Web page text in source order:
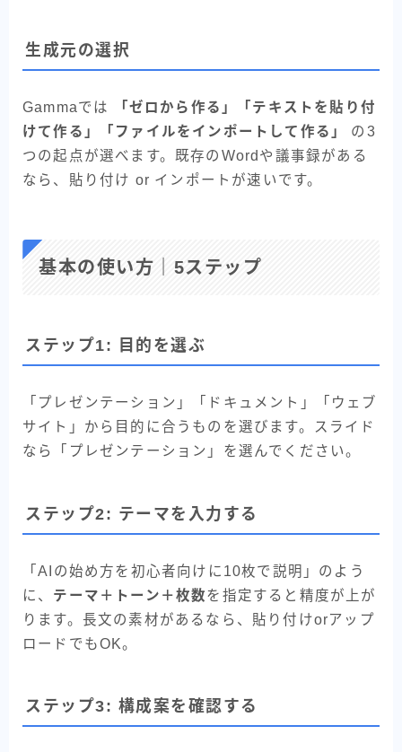
生成元の選択
Gammaでは
「ゼロから作る」「テキストを貼り付
けて作る」「ファイルをインポートして作る」
の3
つの起点が選べます。既存のWordや議事録がある
なら、貼り付け or インポートが速いです。
基本の使い方｜5ステップ
ステップ1: 目的を選ぶ
「プレゼンテーション」「ドキュメント」「ウェブ
サイト」から目的に合うものを選びます。スライド
なら「プレゼンテーション」を選んでください。
ステップ2: テーマを入力する
「AIの始め方を初心者向けに10枚で説明」のよう
に、 テーマ＋トーン＋枚数を指定すると精度が上が
ります。長文の素材があるなら、貼り付けorアップ
ロードでもOK。
ステップ3: 構成案を確認する